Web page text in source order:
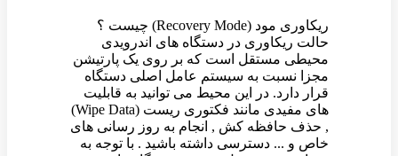
ریکاوری مود (Recovery Mode) چیست ؟
حالت ریکاوری در دستگاه های اندرویدی
محیطی مستقل است که بر روی یک پارتیشن
مجزا نسبت به سیستم عامل اصلی دستگاه
قرار دارد. در این محیط می توانید به قابلیت
های مفیدی مانند فکتوری ریست (Wipe Data)
, حذف حافظه کش , انجام به روز رسانی های
خاص و ... دسترسی داشته باشید . با توجه به